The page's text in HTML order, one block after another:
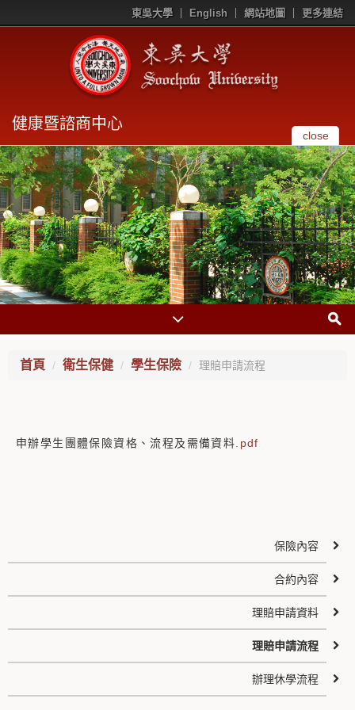
東吳大學 English 網站地圖 更多連結
健康暨諮商中心
close
首頁 衛生保健 學生保險 理賠申請流程
申辦學生團體保險資格、流程及需備資料 .pdf
保險內容
合約內容
理賠申請資料
理賠申請流程
辦理休學流程